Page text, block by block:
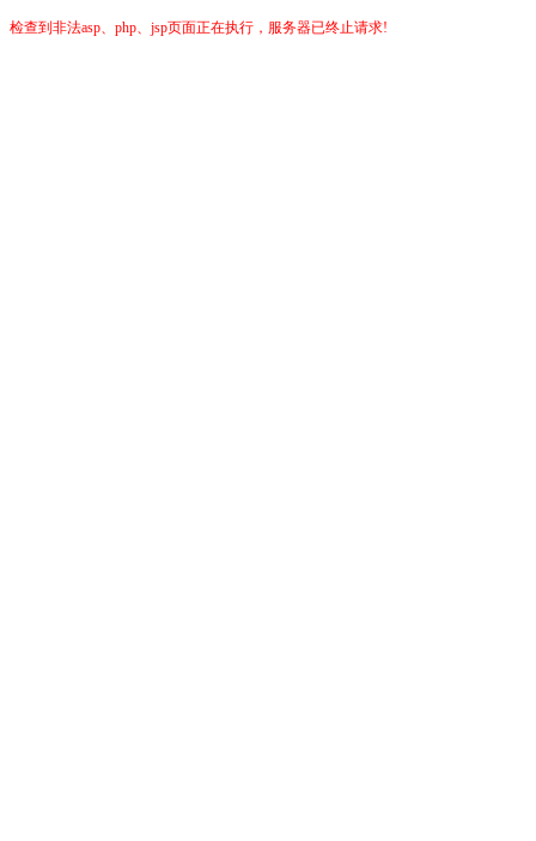
检查到非法asp、php、jsp页面正在执行，服务器已终止请求!